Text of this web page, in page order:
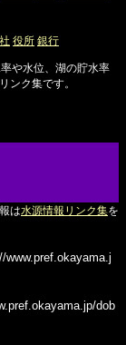
役所 銀行
率や水位、湖の貯水率
ンク集です。
は水源情報リンク集を
www.pref.okayama.j
dob